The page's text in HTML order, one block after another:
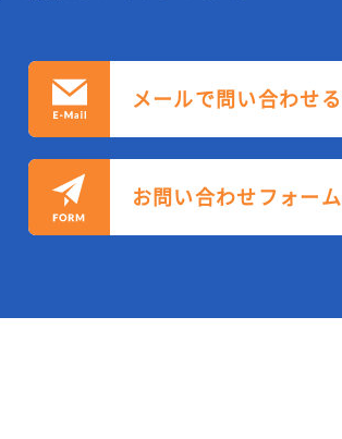
メールで問い合わせる
お問い合わせフォーム